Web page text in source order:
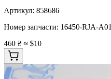
Артикул: 858686
Номер запчасти: 16450-RJA-A01
460 ₴ ≈ $10